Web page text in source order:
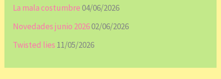
La mala costumbre04/06/2026
Novedades junio 202602/06/2026
Twisted lies 11/05/2026